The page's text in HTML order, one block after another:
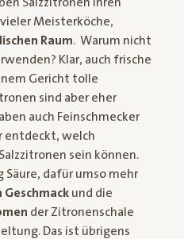
Meisterköche,
Raum. Warum nicht
Klar, auch frische
Gericht tolle
sind aber eher
auch Feinschmecker
entdeckt, welch
sein können.
Säure, dafür umso mehr
und die
der Zitronenschale
Das ist übrigens